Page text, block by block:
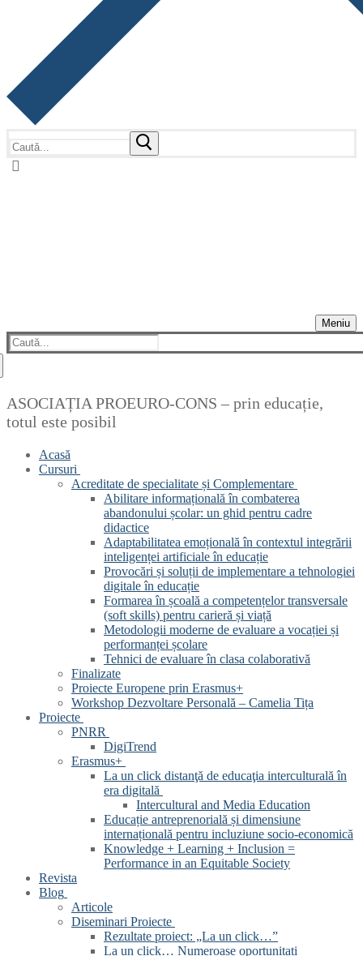
după:
Meniu
Caută
după:
ASOCIAȚIA PROEURO-CONS – prin educație,
totul este posibil
Acasă
Cursuri
Acreditate de specialitate și Complementare
Abilitare informațională în combaterea
abandonului școlar: un ghid pentru cadre
didactice
Adaptabilitatea emoțională în contextul integrării
inteligenței artificiale în educație
Provocări și soluții de implementare a tehnologiei
digitale în educație
Formarea în școală a competențelor transversale
(soft skills) pentru carieră și viață
Metodologii moderne de evaluare a vocației și
performanței școlare
Tehnici de evaluare în clasa colaborativă
Finalizate
Proiecte Europene prin Erasmus+
Workshop Dezvoltare Personală – Camelia Tița
Proiecte
PNRR
DigiTrend
Erasmus+
La un click distanţă de educaţia interculturală în
era digitală
Intercultural and Media Education
Educație antreprenorială și dimensiune
internațională pentru incluziune socio-economică
Knowledge + Learning + Inclusion =
Performance in an Equitable Society
Revista
Blog
Articole
Diseminari Proiecte
Rezultate proiect: „La un click…”
La un click… Numeroase oportunitati